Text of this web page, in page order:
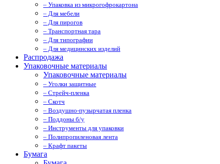
– Упаковка из микрогофрокартона
– Для мебели
– Для пирогов
– Транспортная тара
– Для типографии
– Для медицинских изделий
Распродажа
Упаковочные материалы
Упаковочные материалы
– Уголки защитные
– Стрейч-пленка
– Скотч
– Воздушно-пузырчатая пленка
– Поддоны б/у
– Инструменты для упаковки
– Полипропиленовая лента
– Крафт пакеты
Бумага